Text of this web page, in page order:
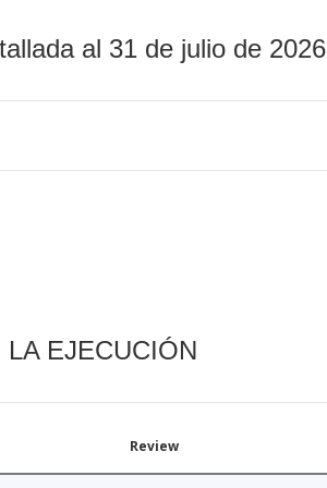
al 31 de julio de 2026
EJECUCIÓN
Review